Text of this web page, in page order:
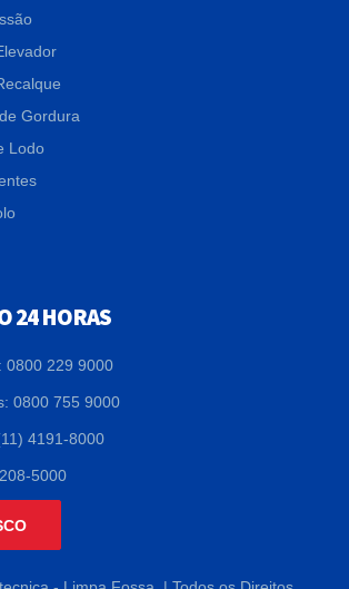
Gordura
Lodo
24 HORAS
0800 229 9000
0800 755 9000
4191-8000
5000